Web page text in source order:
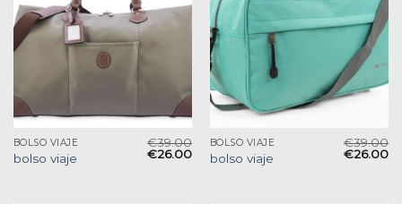
BOLSO VIAJE
bolso viaje
€39.00
€26.00
BOLSO VIAJE
bolso viaje
€39.00
€26.00